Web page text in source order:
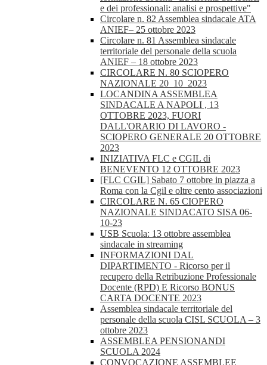
e dei professionali: analisi e prospettive"
Circolare n. 82 Assemblea sindacale ATA
ANIEF– 25 ottobre 2023
Circolare n. 81 Assemblea sindacale
territoriale del personale della scuola
ANIEF – 18 ottobre 2023
CIRCOLARE N. 80 SCIOPERO
NAZIONALE 20_10_2023
LOCANDINA ASSEMBLEA
SINDACALE A NAPOLI , 13
OTTOBRE 2023, FUORI
DALL'ORARIO DI LAVORO -
SCIOPERO GENERALE 20 OTTOBRE
2023
INIZIATIVA FLC e CGIL di
BENEVENTO 12 OTTOBRE 2023
[FLC CGIL] Sabato 7 ottobre in piazza a
Roma con la Cgil e oltre cento associazioni
CIRCOLARE N. 65 CIOPERO
NAZIONALE SINDACATO SISA 06-
10-23
USB Scuola: 13 ottobre assemblea
sindacale in streaming
INFORMAZIONI DAL
DIPARTIMENTO - Ricorso per il
recupero della Retribuzione Professionale
Docente (RPD) E Ricorso BONUS
CARTA DOCENTE 2023
Assemblea sindacale territoriale del
personale della scuola CISL SCUOLA – 3
ottobre 2023
ASSEMBLEA PENSIONANDI
SCUOLA 2024
CONVOCAZIONE ASSEMBLEE